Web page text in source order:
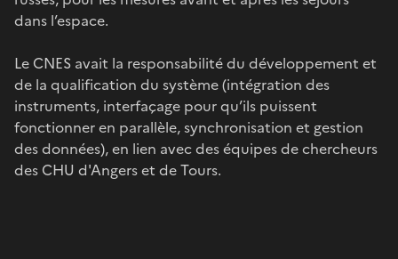
dans l’espace.
Le CNES avait la responsabilité du développement et
de la qualification du système (intégration des
instruments, interfaçage pour qu’ils puissent
fonctionner en parallèle, synchronisation et gestion
des données), en lien avec des équipes de chercheurs
des CHU d'Angers et de Tours.